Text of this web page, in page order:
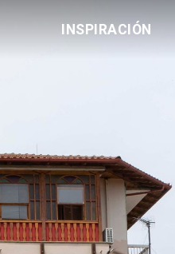
INSPIRACIÓN